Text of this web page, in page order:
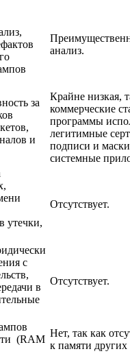
анализ.
за
и
Крайне низкая,
коммерческие
программы
легитимные
подписи и
системные
утечки,
Отсутствует.
с
в
Отсутствует.
(RAM
Нет, так как
к памяти других